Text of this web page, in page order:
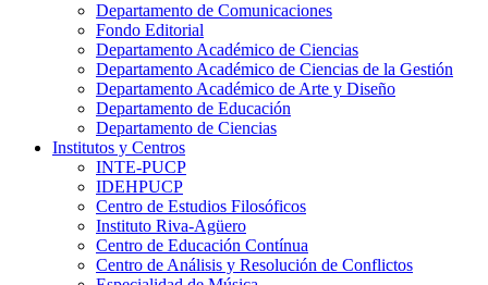
Departamento de Comunicaciones
Fondo Editorial
Departamento Académico de Ciencias
Departamento Académico de Ciencias de la Gestión
Departamento Académico de Arte y Diseño
Departamento de Educación
Departamento de Ciencias
Institutos y Centros
INTE-PUCP
IDEHPUCP
Centro de Estudios Filosóficos
Instituto Riva-Agüero
Centro de Educación Contínua
Centro de Análisis y Resolución de Conflictos